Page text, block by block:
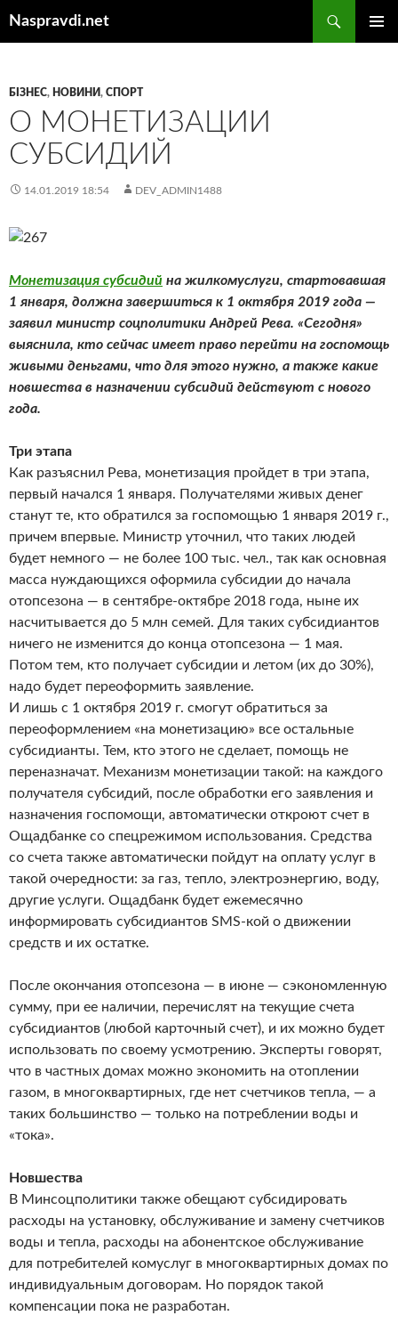
Naspravdi.net
БІЗНЕС, НОВИНИ, СПОРТ
О МОНЕТИЗАЦИИ
СУБСИДИЙ
14.01.2019 18:54 DEV_ADMIN1488
Монетизация субсидий на жилкомуслуги, стартовавшая
1 января, должна завершиться к 1 октября 2019 года —
заявил министр соцполитики Андрей Рева. «Сегодня»
выяснила, кто сейчас имеет право перейти на госпомощь
живыми деньгами, что для этого нужно, а также какие
новшества в назначении субсидий действуют с нового
года.
Три этапа
Как разъяснил Рева, монетизация пройдет в три этапа,
первый начался 1 января. Получателями живых денег
станут те, кто обратился за госпомощью 1 января 2019 г.,
причем впервые. Министр уточнил, что таких людей
будет немного — не более 100 тыс. чел., так как основная
масса нуждающихся оформила субсидии до начала
отопсезона — в сентябре-октябре 2018 года, ныне их
насчитывается до 5 млн семей. Для таких субсидиантов
ничего не изменится до конца отопсезона — 1 мая.
Потом тем, кто получает субсидии и летом (их до 30%),
надо будет переоформить заявление.
И лишь с 1 октября 2019 г. смогут обратиться за
переоформлением «на монетизацию» все остальные
субсидианты. Тем, кто этого не сделает, помощь не
переназначат. Механизм монетизации такой: на каждого
получателя субсидий, после обработки его заявления и
назначения госпомощи, автоматически откроют счет в
Ощадбанке со спецрежимом использования. Средства
со счета также автоматически пойдут на оплату услуг в
такой очередности: за газ, тепло, электроэнергию, воду,
другие услуги. Ощадбанк будет ежемесячно
информировать субсидиантов SMS-кой о движении
средств и их остатке.
После окончания отопсезона — в июне — сэкономленную
сумму, при ее наличии, перечислят на текущие счета
субсидиантов (любой карточный счет), и их можно будет
использовать по своему усмотрению. Эксперты говорят,
что в частных домах можно экономить на отоплении
газом, в многоквартирных, где нет счетчиков тепла, — а
таких большинство — только на потреблении воды и
«тока».
Новшества
В Минсоцполитики также обещают субсидировать
расходы на установку, обслуживание и замену счетчиков
воды и тепла, расходы на абонентское обслуживание
для потребителей комуслуг в многоквартирных домах по
индивидуальным договорам. Но порядок такой
компенсации пока не разработан.